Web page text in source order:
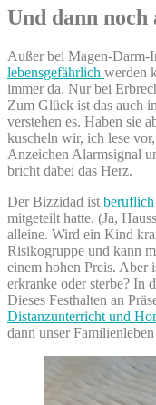
Und dann noch
Außer bei Magen-Darm-
lebensgefährlich werden
immer da. Nur bei
Zum Glück ist das auch
verstehen es. Haben sie
kuscheln wir, ich lese
Anzeichen Alarmsignal
bricht dabei das Herz.
Der Bizzidad ist
mitgeteilt hatte. (Ja,
alleine. Wird ein Kind
Risikogruppe und kann
einem hohen Preis.
erkranke oder sterbe? In
Dieses Festhalten an
Distanzunterricht und
dann unser